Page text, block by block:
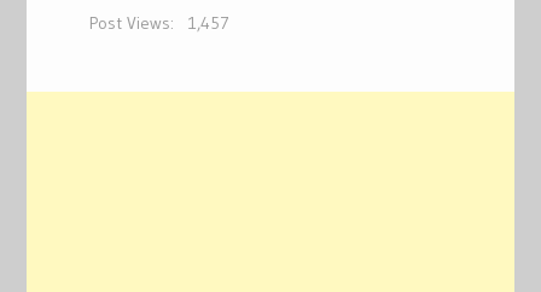
Post Views: 1,457